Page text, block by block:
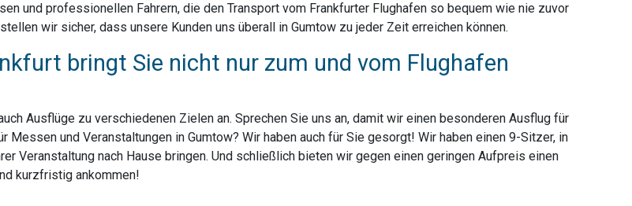
und professionellen Fahrern, die den Transport vom Frankfurter Flughafen so bequem wie nie zuvor
wir sicher, dass unsere Kunden uns überall in Gumtow zu jeder Zeit erreichen können.
bringt Sie nicht nur zum und vom Flughafen
Ausflüge zu verschiedenen Zielen an. Sprechen Sie uns an, damit wir einen besonderen Ausflug für
und Veranstaltungen in Gumtow? Wir haben auch für Sie gesorgt! Wir haben einen 9-Sitzer, in
Veranstaltung nach Hause bringen. Und schließlich bieten wir gegen einen geringen Aufpreis einen
kurzfristig ankommen!